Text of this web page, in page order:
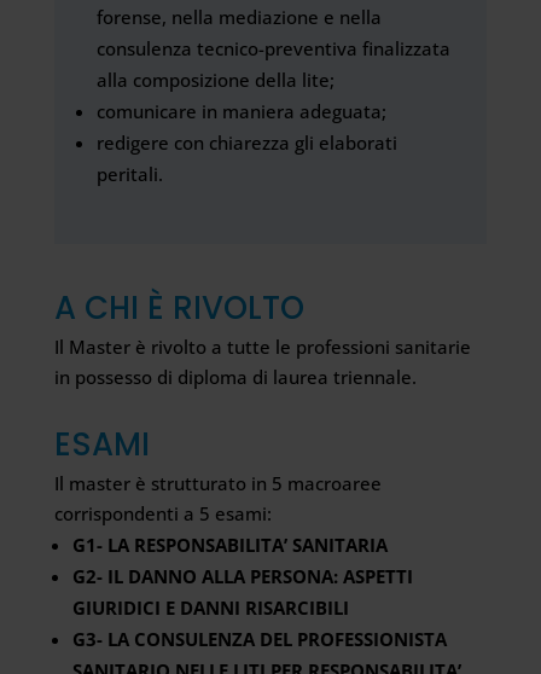
forense, nella mediazione e nella
consulenza tecnico-preventiva finalizzata
alla composizione della lite;
comunicare in maniera adeguata;
redigere con chiarezza gli elaborati
peritali.
A CHI È RIVOLTO
Il Master è rivolto a tutte le professioni sanitarie
in possesso di diploma di laurea triennale.
ESAMI
Il master è strutturato in 5 macroaree
corrispondenti a 5 esami:
G1- LA RESPONSABILITA’ SANITARIA
G2- IL DANNO ALLA PERSONA: ASPETTI
GIURIDICI E DANNI RISARCIBILI
G3- LA CONSULENZA DEL PROFESSIONISTA